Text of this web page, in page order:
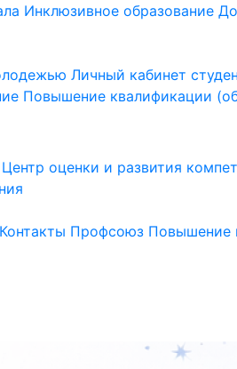
Инклюзивное образование
Личный кабинет
Повышение квалификации
Центр оценки и развития
Контакты Профсоюз Повышение